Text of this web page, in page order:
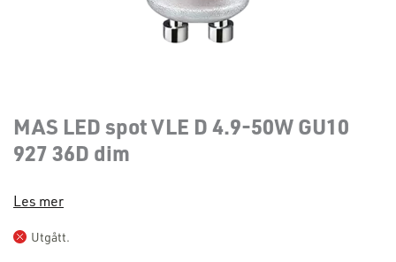
MAS LED spot VLE D 4.9-50W GU10
927 36D dim
Les mer
Utgått.